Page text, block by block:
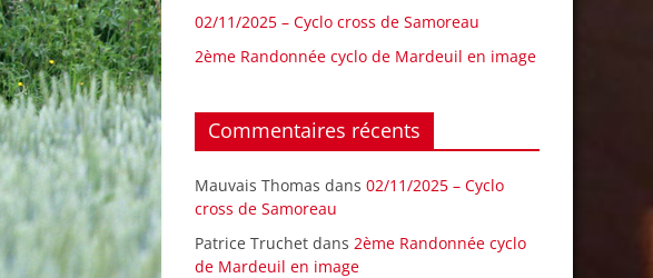
02/11/2025 – Cyclo cross de Samoreau
2ème Randonnée cyclo de Mardeuil en image
Commentaires récents
Mauvais Thomas dans 02/11/2025 – Cyclo
cross de Samoreau
Patrice Truchet dans 2ème Randonnée cyclo
de Mardeuil en image